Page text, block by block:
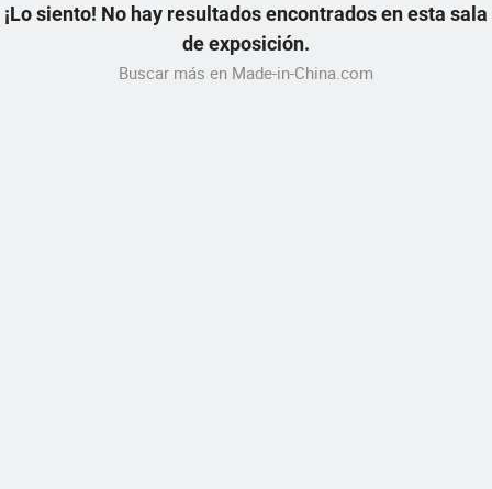
¡Lo siento! No hay resultados encontrados en esta sala
de exposición.
Buscar más en Made-in-China.com